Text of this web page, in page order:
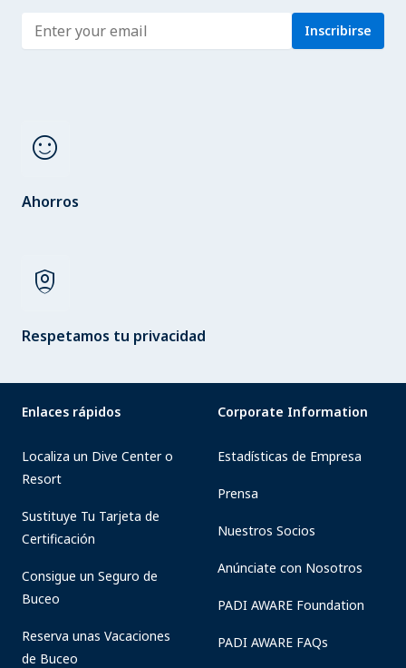
Enter address Inscribirse
sentiment_satisfied
Ahorros
shield_person
Respetamos tu privacidad
Enlaces rápidos
Localiza un Dive Center o
Resort
Sustituye Tu Tarjeta de
Certificación
Consigue un Seguro de
Buceo
Reserva unas Vacaciones
de Buceo
Corporate Information
Estadísticas de Empresa
Prensa
Nuestros Socios
Anúnciate con Nosotros
PADI AWARE Foundation
PADI AWARE FAQs